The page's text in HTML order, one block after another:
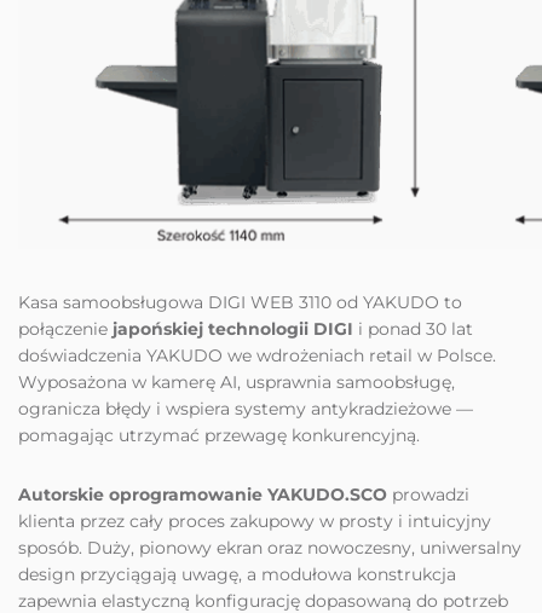
Kasa samoobsługowa DIGI WEB 3110 od YAKUDO to
połączenie japońskiej technologii DIGI i ponad 30 lat
doświadczenia YAKUDO we wdrożeniach retail w Polsce.
Wyposażona w kamerę AI, usprawnia samoobsługę,
ogranicza błędy i wspiera systemy antykradzieżowe —
pomagając utrzymać przewagę konkurencyjną.
Autorskie oprogramowanie YAKUDO.SCO prowadzi
klienta przez cały proces zakupowy w prosty i intuicyjny
sposób. Duży, pionowy ekran oraz nowoczesny, uniwersalny
design przyciągają uwagę, a modułowa konstrukcja
zapewnia elastyczną konfigurację dopasowaną do potrzeb